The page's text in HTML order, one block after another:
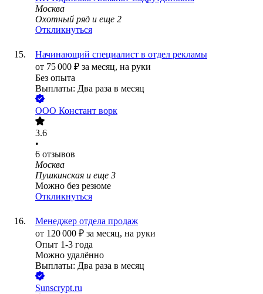
Москва
Охотный ряд и еще 2
Откликнуться
Начинающий специалист в отдел рекламы
от 75 000 ₽ за месяц, на руки
Без опыта
Выплаты: Два раза в месяц
ООО Констант ворк
3.6
•
6 отзывов
Москва
Пушкинская и еще 3
Можно без резюме
Откликнуться
Менеджер отдела продаж
от 120 000 ₽ за месяц, на руки
Опыт 1-3 года
Можно удалённо
Выплаты: Два раза в месяц
Sunscrypt.ru